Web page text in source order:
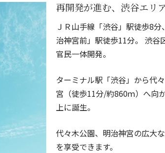
再開発が進む、渋谷エリ
ＪＲ山手線「渋谷」駅徒歩8
治神宮前」駅徒歩11分。 渋谷
官民一体開発。
ターミナル駅「渋谷」から代
宮（徒歩11分/約860ｍ）へ向
上に誕生。
代々木公園、明治神宮の広大
を享受できます。